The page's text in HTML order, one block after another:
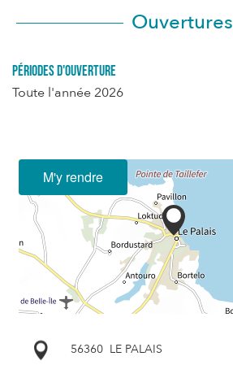
Ouvertures
Périodes d'ouverture
Toute l'année 2026
M'y rendre
56360 LE PALAIS